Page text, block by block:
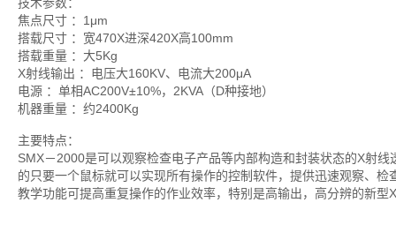
焦点尺寸 ：1μm
搭载尺寸 ：宽470X进深420X高100mm
搭载重量 ：大5Kg
X射线输出 ：电压大160KV、电流大200μA
电源 ：单相AC200V±10%，2KVA（D种接地）
机器重量 ：约2400Kg
主要特点：
SMX－2000是可以观察检查电子产品等内部构造和封装状态的X射
的只要一个鼠标就可以实现所有操作的控制软件，提供迅速观察、检
教学功能可提高重复操作的作业效率，特别是高输出，高分辨的新